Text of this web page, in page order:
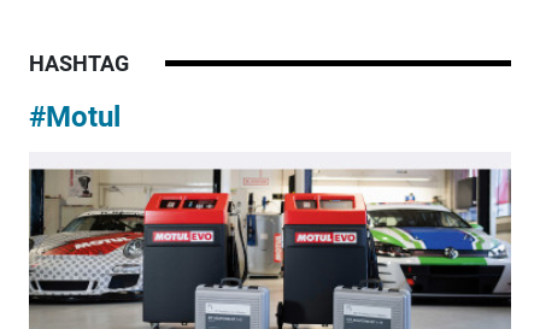
HASHTAG
#Motul